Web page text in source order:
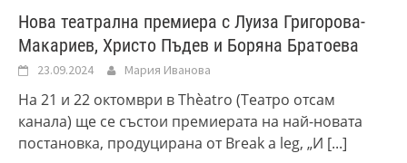
Нова театрална премиера с Луиза Григорова-
Макариев, Христо Пъдев и Боряна Братоева
23.09.2024 Мария Иванова
На 21 и 22 октомври в Thѐatro (Театро отсам
канала) ще се състои премиерата на най-новата
постановка, продуцирана от Break a leg, „И [...]